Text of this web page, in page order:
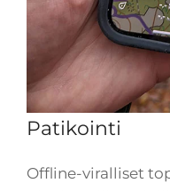
Patikointi
Offline-viralliset